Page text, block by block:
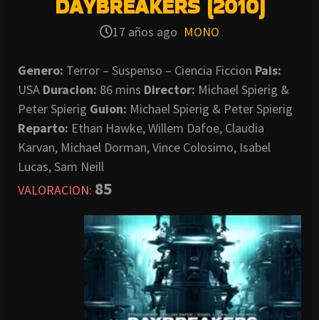
DAYBREAKERS (2010)
17 años ago MONO
Genero: Terror – Suspenso – Ciencia Ficcion Pais:
USA Duracion: 86 mins Director: Michael Spierig &
Peter Spierig Guion: Michael Spierig & Peter Spierig
Reparto: Ethan Hawke, Willem Dafoe, Claudia
Karvan, Michael Dorman, Vince Colosimo, Isabel
Lucas, Sam Neill
VALORACION: 85